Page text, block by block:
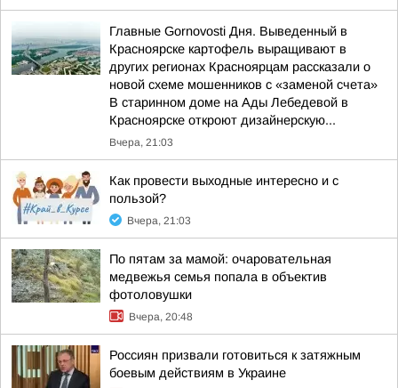
Главные Gornovosti Дня. Выведенный в
Красноярске картофель выращивают в
других регионах Красноярцам рассказали о
новой схеме мошенников с «заменой счета»
В старинном доме на Ады Лебедевой в
Красноярске откроют дизайнерскую...
Вчера, 21:03
Как провести выходные интересно и с
пользой?
Вчера, 21:03
По пятам за мамой: очаровательная
медвежья семья попала в объектив
фотоловушки
Вчера, 20:48
Россиян призвали готовиться к затяжным
боевым действиям в Украине